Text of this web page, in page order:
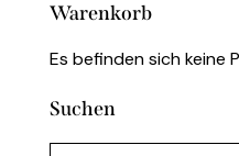
Warenkorb
Es befinden sich keine
Suchen